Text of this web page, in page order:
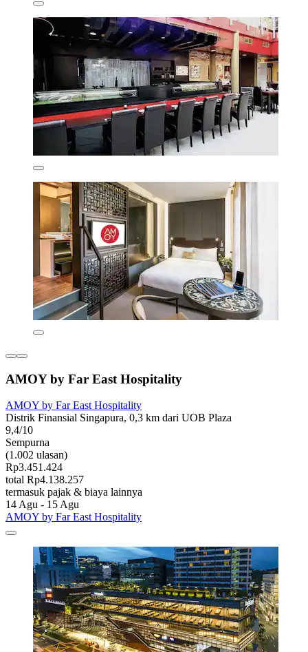
AMOY by Far East Hospitality
AMOY by Far East Hospitality
Distrik Finansial Singapura, 0,3 km dari UOB Plaza
9,4/10
Sempurna
(1.002 ulasan)
Rp3.451.424
total Rp4.138.257
termasuk pajak & biaya lainnya
14 Agu - 15 Agu
AMOY by Far East Hospitality